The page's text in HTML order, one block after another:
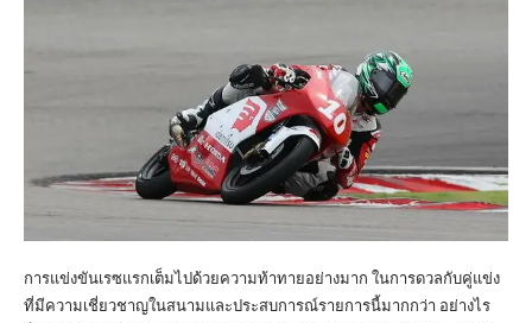
การแข่งขันเรซแรกเต็มไปด้วยความท้าทายอย่างมาก ในการดวลกับคู่แข่ง
ที่มีความเชี่ยวชาญในสนามและประสบการณ์รายการนี้มากกว่า อย่างไร